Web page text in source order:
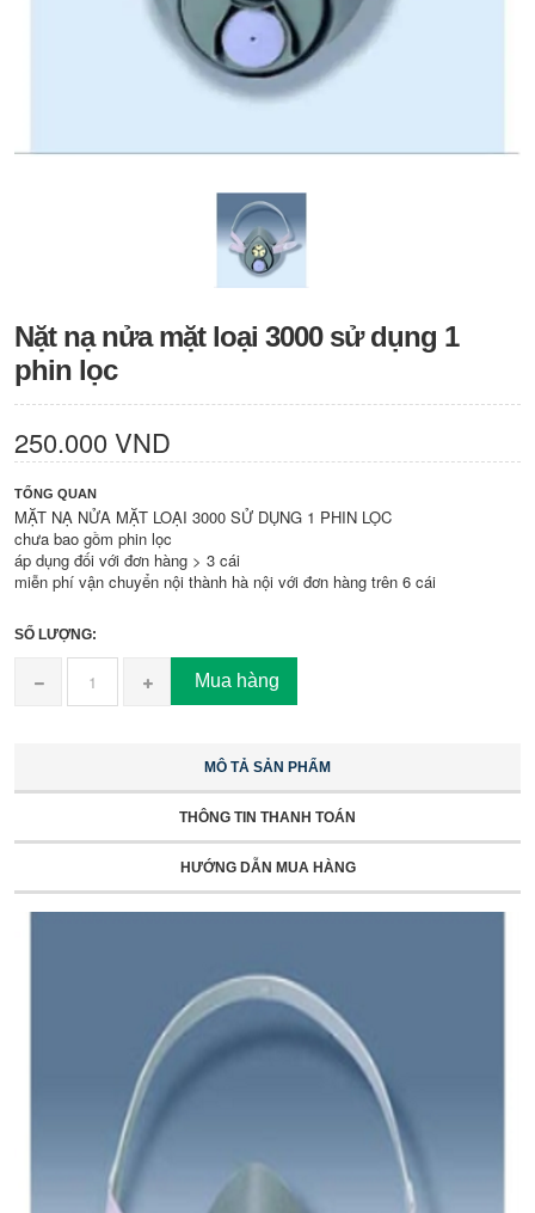
Nặt nạ nửa mặt loại 3000 sử dụng 1
phin lọc
250.000 VND
TỔNG QUAN
MẶT NẠ NỬA MẶT LOẠI 3000 SỬ DỤNG 1 PHIN LỌC
chưa bao gồm phin lọc
áp dụng đối với đơn hàng > 3 cái
miễn phí vận chuyển nội thành hà nội với đơn hàng trên 6 cái
SỐ LƯỢNG:
Mua hàng
MÔ TẢ SẢN PHẨM
THÔNG TIN THANH TOÁN
HƯỚNG DẪN MUA HÀNG